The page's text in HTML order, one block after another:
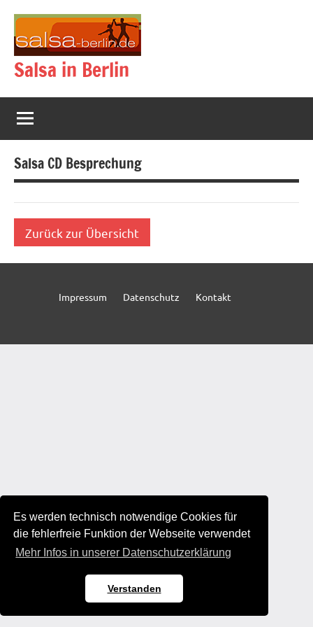
Es werden technisch notwendige Cookies für
die fehlerfreie Funktion der Webseite verwendet
Mehr Infos in unserer Datenschutzerklärung
Verstanden
springen
Salsa in Berlin
Salsa CD Besprechung
Zurück zur Übersicht
Impressum Datenschutz Kontakt